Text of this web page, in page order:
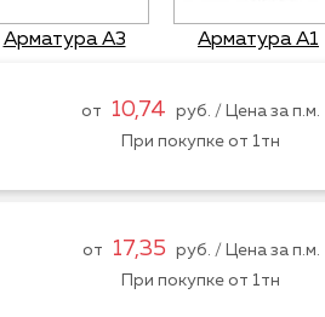
Арматура А3 Арматура А1
от 10,74
руб. / Цена за п.м.
При покупке от 1тн
от 17,35
руб. / Цена за п.м.
При покупке от 1тн